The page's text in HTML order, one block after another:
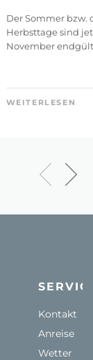
Der Sommer bzw.
Herbsttage sind
November
WEITERLESEN
Kontakt
Anreise
Wetter